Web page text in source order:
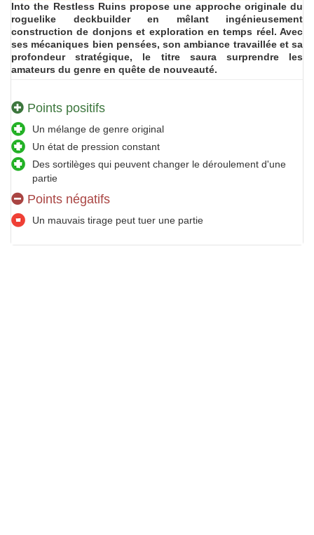
Into the Restless Ruins propose une approche originale du
roguelike deckbuilder en mêlant ingénieusement
construction de donjons et exploration en temps réel. Avec
ses mécaniques bien pensées, son ambiance travaillée et sa
profondeur stratégique, le titre saura surprendre les
amateurs du genre en quête de nouveauté.
Points positifs
Un mélange de genre original
Un état de pression constant
Des sortilèges qui peuvent changer le déroulement d'une
partie
Points négatifs
Un mauvais tirage peut tuer une partie